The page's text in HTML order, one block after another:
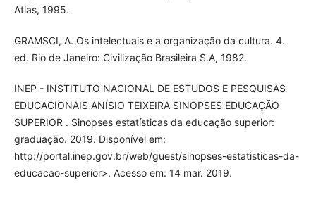
Atlas, 1995.
GRAMSCI, A. Os intelectuais e a organização da cultura. 4.
ed. Rio de Janeiro: Civilização Brasileira S.A, 1982.
INEP - INSTITUTO NACIONAL DE ESTUDOS E PESQUISAS
EDUCACIONAIS ANÍSIO TEIXEIRA SINOPSES EDUCAÇÃO
SUPERIOR . Sinopses estatísticas da educação superior:
graduação. 2019. Disponível em:
http://portal.inep.gov.br/web/guest/sinopses-estatisticas-da-
educacao-superior>. Acesso em: 14 mar. 2019.